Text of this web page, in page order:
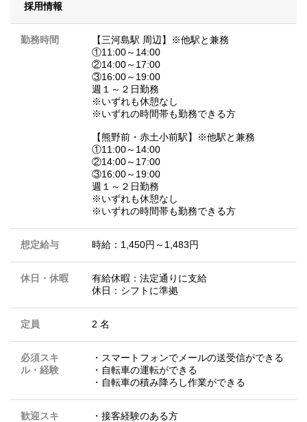
採用情報
勤務時間
【三河島駅 周辺】※他駅と兼務
①11:00～14:00
②14:00～17:00
③16:00～19:00
週１～２日勤務
※いずれも休憩なし
※いずれの時間帯も勤務できる方
【熊野前・赤土小前駅】※他駅と兼務
①11:00～14:00
②14:00～17:00
③16:00～19:00
週１～２日勤務
※いずれも休憩なし
※いずれの時間帯も勤務できる方
想定給与 時給：1,450円～1,483円
休日・休暇
有給休暇：法定通りに支給
休日：シフトに準拠
定員 2 名
必須スキ
ル・経験
・スマートフォンでメールの送受信ができる
・自転車の運転ができる
・自転車の積み降ろし作業ができる
歓迎スキ
・接客経験のある方